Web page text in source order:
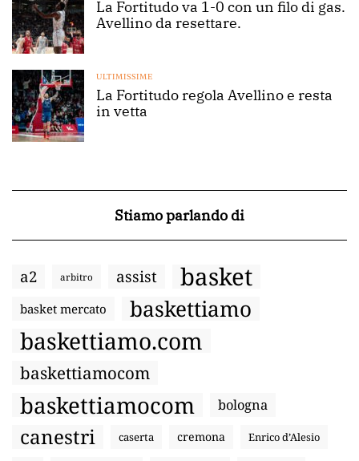
La Fortitudo va 1-0 con un filo di gas.
Avellino da resettare.
ULTIMISSIME
La Fortitudo regola Avellino e resta
in vetta
Stiamo parlando di
a2 arbitro assist basket
basket mercato baskettiamo
baskettiamo.com
baskettiamocom
baskettiamocom bologna
canestri caserta cremona Enrico d’Alesio